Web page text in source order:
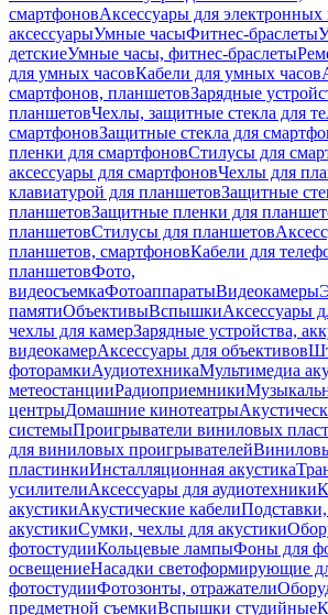
смартфоновАксессуары для электронных
аксессуарыУмные часыФитнес-браслеты
детскиеУмные часы, фитнес-браслеты
для умных часовКабели для умных часов
смартфонов, планшетовЗарядные
планшетовЧехлы, защитные стекла для
смартфоновЗащитные стекла для
пленки для смартфоновСтилусы для
аксессуары для смартфоновЧехлы для
клавиатурой для планшетовЗащитные
планшетовЗащитные пленки для
планшетовСтилусы для планшетов
планшетов, смартфоновКабели для
планшетовФото,
видеосъемкаФотоаппаратыВидеокамеры
памятиОбъективыВспышкиАксессуары
чехлы для камерЗарядные устройства,
видеокамерАксессуары для объективов
фоторамкиАудиотехникаМультимедиа
метеостанцииРадиоприемники
центрыДомашние кинотеатры
системыПроигрыватели виниловых
для виниловых проигрывателей
пластинкиИнсталляционная акустика
усилителиАксессуары для аудиотехники
акустикиАкустические кабели
акустикиСумки, чехлы для акустики
фотостудииКольцевые лампыФоны для
освещениеНасадки светоформирующие
фотостудииФотозонты, отражатели
предметной съемкиВспышки студийные